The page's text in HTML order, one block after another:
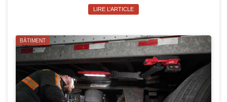
LIRE L’ARTICLE
BÂTIMENT